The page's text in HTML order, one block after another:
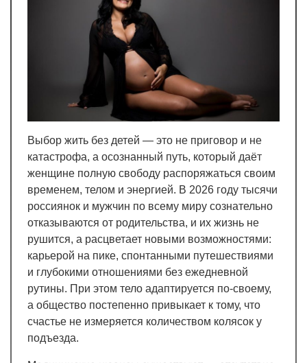
Выбор жить без детей — это не приговор и не
катастрофа, а осознанный путь, который даёт
женщине полную свободу распоряжаться своим
временем, телом и энергией. В 2026 году тысячи
россиянок и мужчин по всему миру сознательно
отказываются от родительства, и их жизнь не
рушится, а расцветает новыми возможностями:
карьерой на пике, спонтанными путешествиями
и глубокими отношениями без ежедневной
рутины. При этом тело адаптируется по-своему,
а общество постепенно привыкает к тому, что
счастье не измеряется количеством колясок у
подъезда.